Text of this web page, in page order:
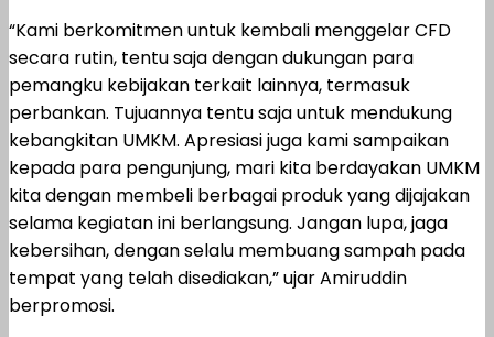
“Kami berkomitmen untuk kembali menggelar CFD
secara rutin, tentu saja dengan dukungan para
pemangku kebijakan terkait lainnya, termasuk
perbankan. Tujuannya tentu saja untuk mendukung
kebangkitan UMKM. Apresiasi juga kami sampaikan
kepada para pengunjung, mari kita berdayakan UMKM
kita dengan membeli berbagai produk yang dijajakan
selama kegiatan ini berlangsung. Jangan lupa, jaga
kebersihan, dengan selalu membuang sampah pada
tempat yang telah disediakan,” ujar Amiruddin
berpromosi.